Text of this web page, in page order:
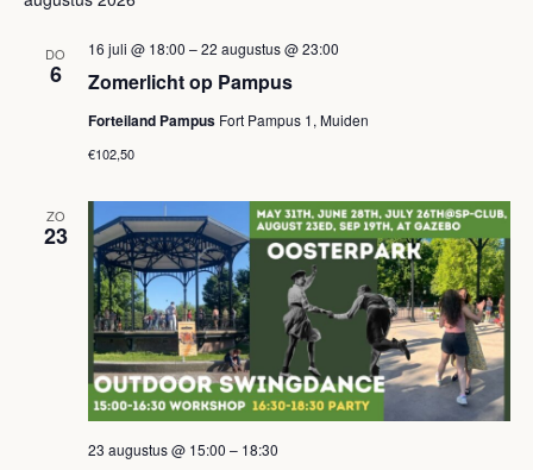
e
n
t
e
n
n
t
w
e
e
r
datum.
DO
6 Zomerlicht op Pampus
16 juli @ 18:00 –22 augustus @ 23:00
Forteiland Pampus Fort Pampus 1, Muiden
€102,50
ZO
23
23 augustus @ 15:00 – 18:30